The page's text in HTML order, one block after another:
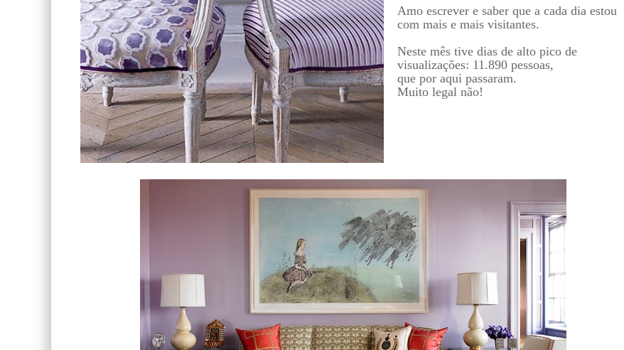
Amo escrever e saber que a cada dia estou
com mais e mais visitantes.
Neste mês tive dias de alto pico de
visualizações: 11.890 pessoas,
que por aqui passaram.
Muito legal não!